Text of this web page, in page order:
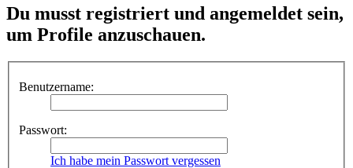
Du musst registriert und angemeldet sein,
um Profile anzuschauen.
Benutzername:
Passwort:
Ich habe mein Passwort vergessen